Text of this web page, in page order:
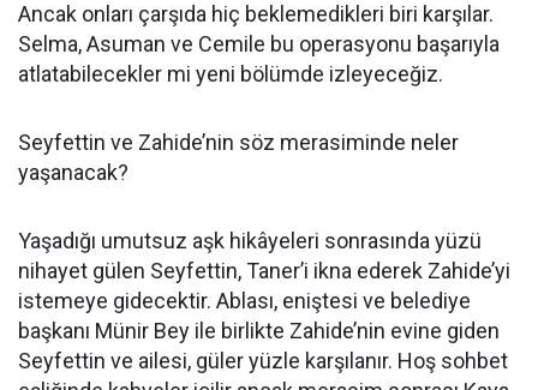
Ancak onları çarşıda hiç beklemedikleri biri karşılar.
Selma, Asuman ve Cemile bu operasyonu başarıyla
atlatabilecekler mi yeni bölümde izleyeceğiz.
Seyfettin ve Zahide’nin söz merasiminde neler
yaşanacak?
Yaşadığı umutsuz aşk hikâyeleri sonrasında yüzü
nihayet gülen Seyfettin, Taner’i ikna ederek Zahide’yi
istemeye gidecektir. Ablası, eniştesi ve belediye
başkanı Münir Bey ile birlikte Zahide’nin evine giden
Seyfettin ve ailesi, güler yüzle karşılanır. Hoş sohbet